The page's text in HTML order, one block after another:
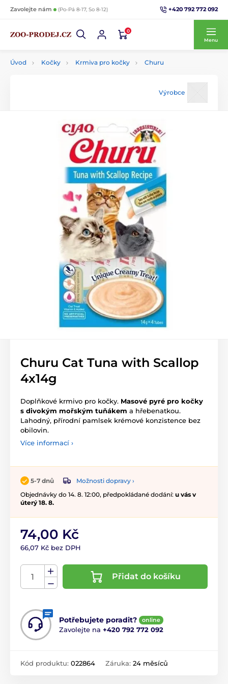
Zavolejte nám (Po-Pá 8-17, So 8-12) +420 792 772 092
0
Menu
Úvod Kočky Krmiva pro kočky Churu
Výrobce
Churu Cat Tuna with Scallop
4x14g
Doplňkové krmivo pro kočky. Masové pyré pro kočky
s divokým mořským tuňákem a hřebenatkou.
Lahodný, přírodní pamlsek krémové konzistence bez
obilovin.
Více informací ›
5-7 dnů
Možnosti dopravy ›
Objednávky do 14. 8. 12:00, předpokládané dodání: u vás v
úterý 18. 8.
74,00 Kč
66,07 Kč bez DPH
Přidat do košíku
Potřebujete poradit? online
Zavolejte na +420 792 772 092
Kód produktu: 022864 Záruka: 24 měsíců